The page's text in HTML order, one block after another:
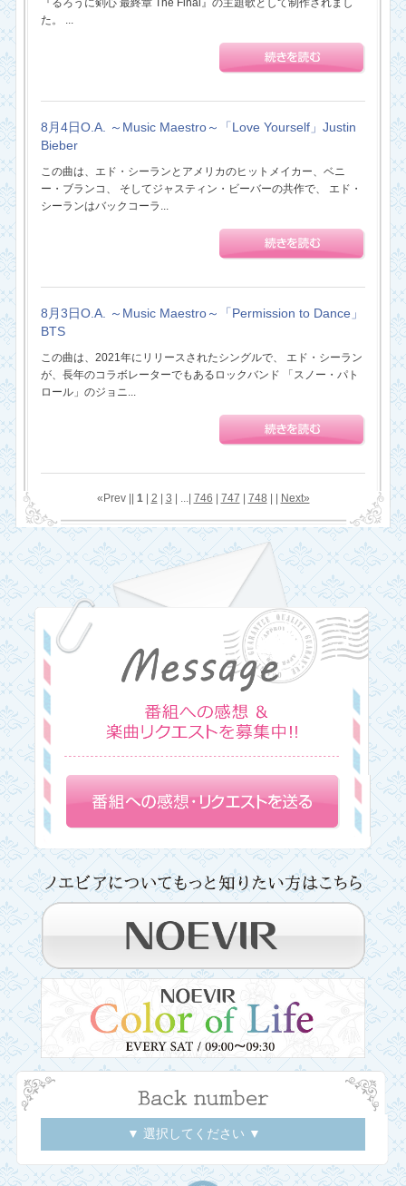
た。 ...
8月4日O.A. ～Music Maestro～「Love Yourself」Justin
Bieber
この曲は、エド・シーランとアメリカのヒットメイカー、ベニ
ー・ブランコ、 そしてジャスティン・ビーバーの共作で、 エド・
シーランはバックコーラ...
8月3日O.A. ～Music Maestro～「Permission to Dance」
BTS
この曲は、2021年にリリースされたシングルで、 エド・シーラン
が、長年のコラボレーターでもあるロックバンド 「スノー・パト
ロール」のジョニ...
«Prev || 1| 2 3 | ...| 746 747 748 Next»